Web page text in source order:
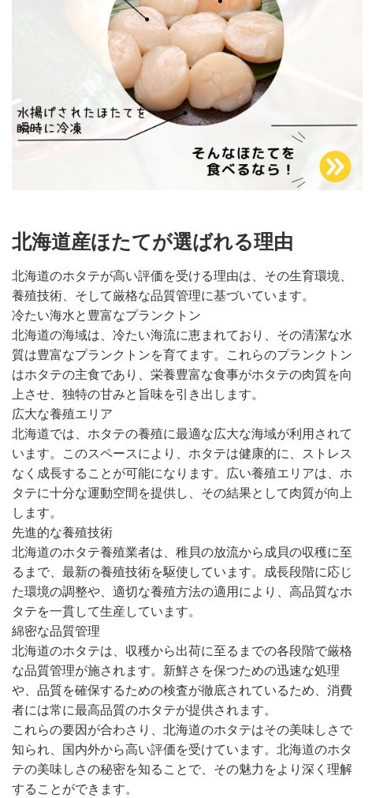
北海道産ほたてが選ばれる理由
北海道のホタテが高い評価を受ける理由は、その生育環境、
養殖技術、そして厳格な品質管理に基づいています。
冷たい海水と豊富なプランクトン
北海道の海域は、冷たい海流に恵まれており、その清潔な水
質は豊富なプランクトンを育てます。これらのプランクトン
はホタテの主食であり、栄養豊富な食事がホタテの肉質を向
上させ、独特の甘みと旨味を引き出します。
広大な養殖エリア
北海道では、ホタテの養殖に最適な広大な海域が利用されて
います。このスペースにより、ホタテは健康的に、ストレス
なく成長することが可能になります。広い養殖エリアは、ホ
タテに十分な運動空間を提供し、その結果として肉質が向上
します。
先進的な養殖技術
北海道のホタテ養殖業者は、稚貝の放流から成貝の収穫に至
るまで、最新の養殖技術を駆使しています。成長段階に応じ
た環境の調整や、適切な養殖方法の適用により、高品質なホ
タテを一貫して生産しています。
綿密な品質管理
北海道のホタテは、収穫から出荷に至るまでの各段階で厳格
な品質管理が施されます。新鮮さを保つための迅速な処理
や、品質を確保するための検査が徹底されているため、消費
者には常に最高品質のホタテが提供されます。
これらの要因が合わさり、北海道のホタテはその美味しさで
知られ、国内外から高い評価を受けています。北海道のホタ
テの美味しさの秘密を知ることで、その魅力をより深く理解
することができます。